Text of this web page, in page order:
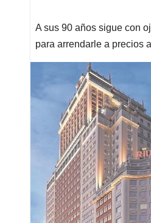
A sus 90 años sigue con
para arrendarle a precios